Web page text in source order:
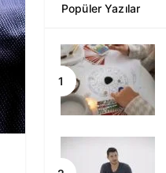
Popüler Yazılar